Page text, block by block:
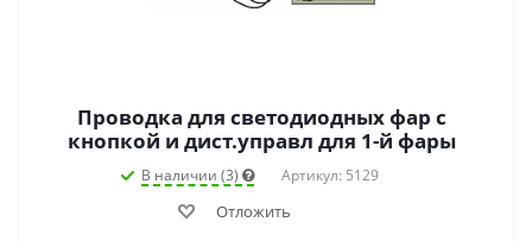
Проводка для светодиодных фар с
кнопкой и дист.управл для 1-й фары
В наличии (3) Артикул: 5129
Отложить